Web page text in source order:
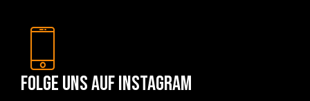
Folge uns auf Instagram